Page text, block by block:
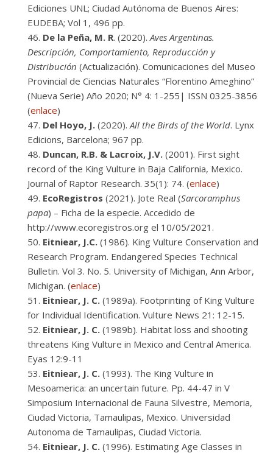
Ediciones UNL; Ciudad Autónoma de Buenos Aires:
EUDEBA; Vol 1, 496 pp.
De la Peña, M. R. (2020).Aves Argentinas.
Descripción, Comportamiento, Reproducción y
Distribución (Actualización). Comunicaciones del Museo
Provincial de Ciencias Naturales “Florentino Ameghino”
(Nueva Serie) Año 2020; N° 4: 1-255| ISSN 0325-3856
(enlace)
Del Hoyo, J. (2020).All the Birds of the World. Lynx
Edicions, Barcelona; 967 pp.
Duncan, R.B. & Lacroix, J.V. (2001). First sight
record of the King Vulture in Baja California, Mexico.
Journal of Raptor Research. 35(1): 74. (enlace)
EcoRegistros (2021). Jote Real (Sarcoramphus
papa) – Ficha de la especie. Accedido de
http://www.ecoregistros.org el 10/05/2021.
Eitniear, J.C. (1986). King Vulture Conservation and
Research Program. Endangered Species Technical
Bulletin. Vol 3. No. 5. University of Michigan, Ann Arbor,
Michigan. (enlace)
Eitniear, J. C. (1989a). Footprinting of King Vulture
for Individual Identification. Vulture News 21: 12-15.
Eitniear, J. C. (1989b). Habitat loss and shooting
threatens King Vulture in Mexico and Central America.
Eyas 12:9-11
Eitniear, J. C. (1993). The King Vulture in
Mesoamerica: an uncertain future. Pp. 44-47 in V
Simposium Internacional de Fauna Silvestre, Memoria,
Ciudad Victoria, Tamaulipas, Mexico. Universidad
Autonoma de Tamaulipas, Ciudad Victoria.
Eitniear, J. C. (1996). Estimating Age Classes in